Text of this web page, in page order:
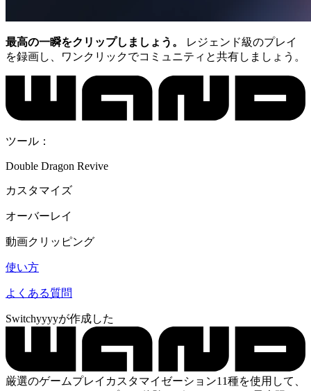
最高の一瞬をクリップしましょう。
レジェンド級のプレイ
を録画し、ワンクリックでコミュニティと共有しましょう。
ツール：
Double Dragon Revive
カスタマイズ
オーバーレイ
動画クリッピング
使い方
よくある質問
Switchyyyyが作成した
厳選のゲームプレイカスタマイゼーション11種を使用して、